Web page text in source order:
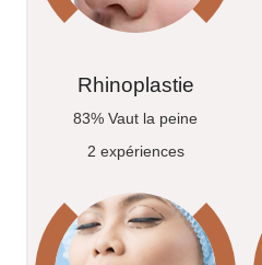
Rhinoplastie
83% Vaut la peine
2 expériences